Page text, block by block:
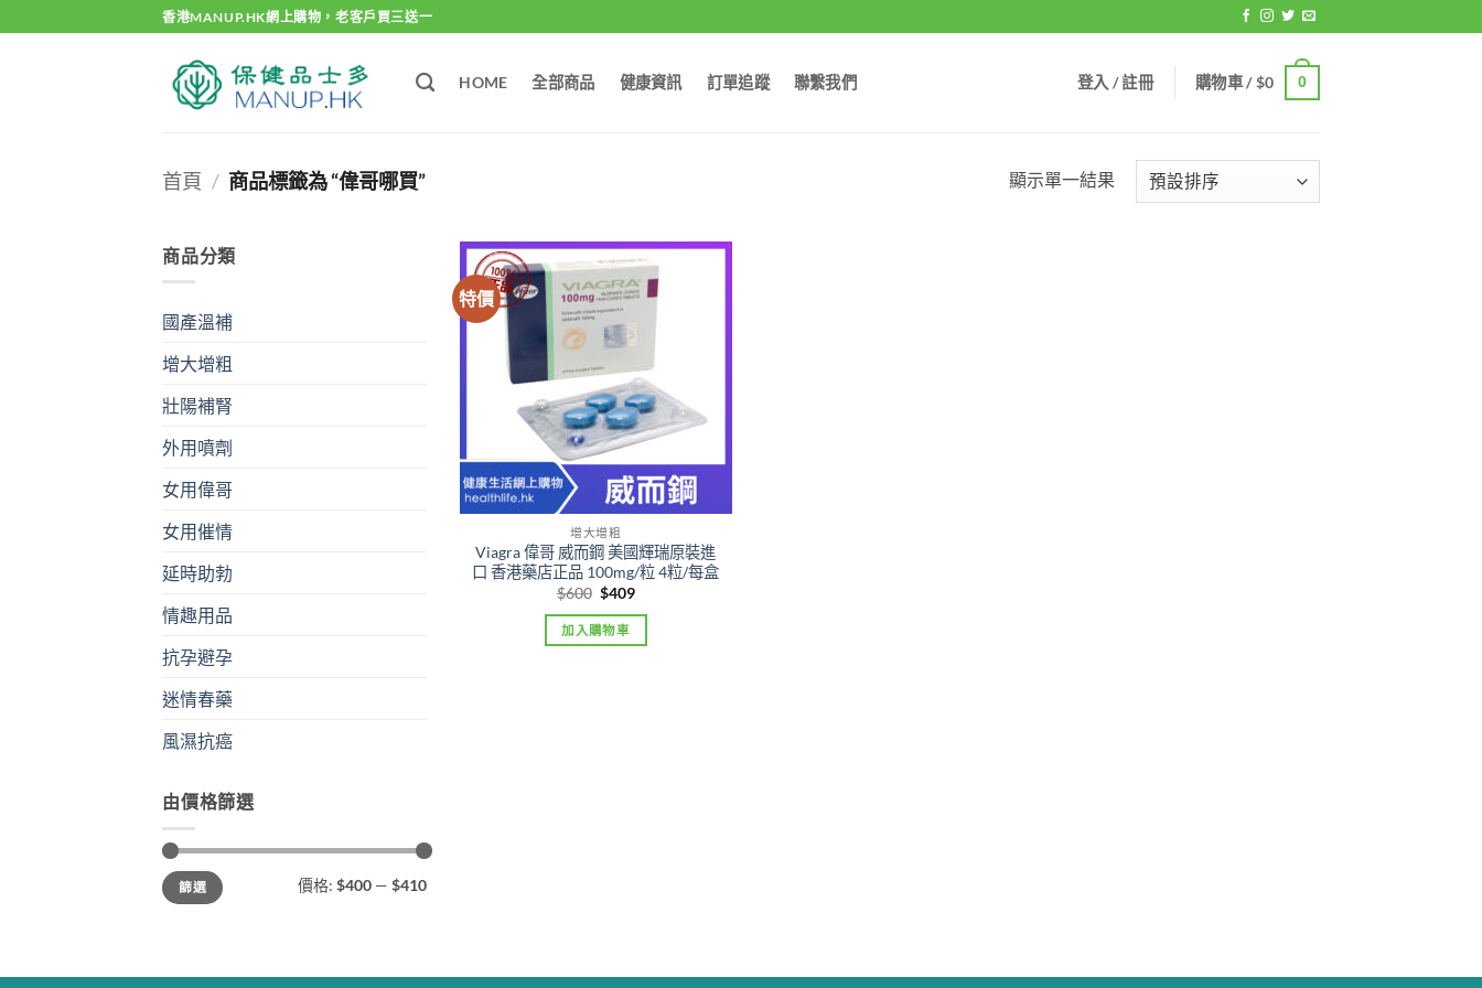
to
香港MANUP.HK網上購物，老客戶買三送一
HOME 全部商品 健康資訊 訂單追蹤 聯繫我們 登入 / 註冊 購物車 /$0 0
首頁 / 商品標籤為 “偉哥哪買” 顯示單一結果
商品分類
國產溫補
增大增粗
壯陽補腎
外用噴劑
女用偉哥
女用催情
延時助勃
情趣用品
抗孕避孕
迷情春藥
風濕抗癌
由價格篩選
最
低
價
最
高
價
篩選 價格: $400 — $410
特價
增大增粗
Viagra 偉哥 威而鋼 美國輝瑞原裝進
口 香港藥店正品 100mg/粒 4粒/每盒
$600 Original
was:
$600.
$409Current
is:
加入購物車